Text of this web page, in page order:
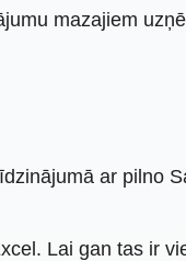
mazajiem
ar pilno
Lai gan tas ir